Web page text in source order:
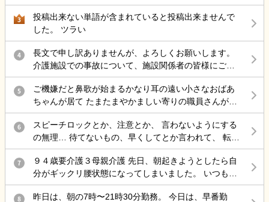
たら良いと思いますか？
き回る認知症利用者の見守り、声掛けまでやらされ、
最近自分の気持ちに余裕が持てない。
3
投稿出来ない単語が含まれていると投稿出来ませんで
した。 ツラい
4
長文で申し訳ありませんが、よろしくお願いします。
介護施設での事故について、施設関係者の皆様にご意
見を伺いたく投稿します。 母は認知症があり、介護施
設に入所していました。 ある日の明け方、母が一人で
施設を離設し、雨の中で転倒して大腿骨を骨折しまし
た。 手術は無事に終わりましたが、この事故をきっか
けに歩行ができなくなり、病院からは認知症も進行し
たとのお話がありました。また、要介護1だったもの
説明を受けました。 施設からは「治療費は負担しま
す」と説明を受けていますが、それ以外の補償につい
てはまだ話し合っていません。 そこで、介護施設で勤
5
ご機嫌だと鼻歌が始まるかなり耳の遠い小さなおばあ
ちゃんが居て たまたまやかましい寄りの職員さんが来
た時に 鼻歌から一気に不穏 「おおきなこえで話してる
わ」 と不機嫌で低く大きな声の独り言で返してて笑い
を堪えられない。
6
スピーチロックとか、注意とか、 言わないようにする
の無理… 待てないもの、早くしてとか言われて、 転倒
しそうになるとか危険行為しても、 本人達分からない
もの、 病気だから、認知症だからで許されて、 記録残
しても『仕方ないよね、割り切らなきゃ』 これで終わ
る 何でもかんでも虐待って言わないで… どうしろって
言うのよ…もう疲れた… 責任感強すぎって上司に言わ
7
９４歳要介護３母親介護 先日、朝起きようとしたら自
分がギックリ腰状態になってしまいました。 いつも行
く接骨院で治療してもらったのですが、いつもなら楽
になるのに、全く治らないまま、家に戻ろとして 外に
8
昨日は、朝の7時〜21時30分勤務。 今日は、早番勤